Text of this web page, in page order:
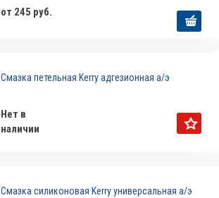
от 245 руб.
Смазка петельная Kerry адгезионная а/э
Нет в
наличии
Смазка силиконовая Kerry универсальная а/э